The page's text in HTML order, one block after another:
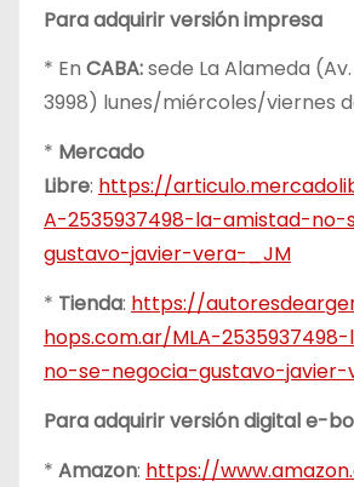
Para adquirir versión impresa
* En CABA:sede La Alameda
3998) lunes/miércoles/viernes
* Mercado
Libre: https://
A-2535937498-la-amistad-no-
gustavo-javier-vera-_JM
* Tienda: https://
hops.com.ar/MLA-
no-se-negocia-gustavo-
Para adquirir versión digital e-
* Amazon: https://